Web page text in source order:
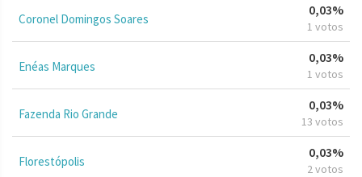
Coronel Domingos Soares
0,03%
1 votos
Enéas Marques
0,03%
1 votos
Fazenda Rio Grande
0,03%
13 votos
Florestópolis
0,03%
2 votos